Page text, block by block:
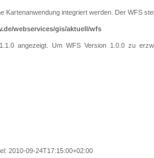
integriert werden. Der WFS
webservices/gis/aktuell/wfs
angezeigt. Um WFS Version 1.0.0 zu
2010-09-24T17:15:00+02:00